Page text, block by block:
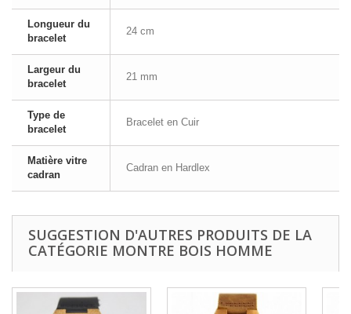
Longueur du
bracelet
24 cm
Largeur du
bracelet
21 mm
Type de
bracelet
Bracelet en Cuir
Matière vitre
cadran
Cadran en Hardlex
SUGGESTION D'AUTRES PRODUITS DE LA
CATÉGORIE MONTRE BOIS HOMME